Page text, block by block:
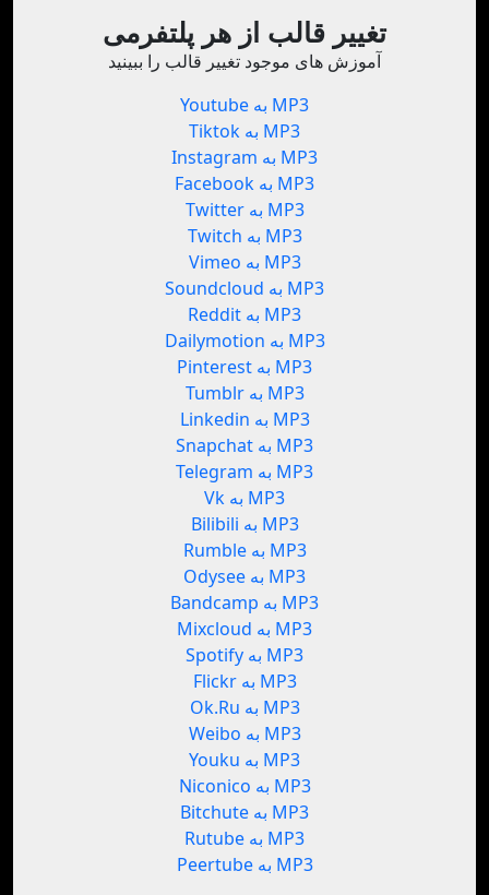
تغییر قالب از هر پلتفرمی
آموزش های موجود تغییر قالب را ببینید
Youtube به MP3
Tiktok به MP3
Instagram به MP3
Facebook به MP3
Twitter به MP3
Twitch به MP3
Vimeo به MP3
Soundcloud به MP3
Reddit به MP3
Dailymotion به MP3
Pinterest به MP3
Tumblr به MP3
Linkedin به MP3
Snapchat به MP3
Telegram به MP3
Vk به MP3
Bilibili به MP3
Rumble به MP3
Odysee به MP3
Bandcamp به MP3
Mixcloud به MP3
Spotify به MP3
Flickr به MP3
Ok.Ru به MP3
Weibo به MP3
Youku به MP3
Niconico به MP3
Bitchute به MP3
Rutube به MP3
Peertube به MP3